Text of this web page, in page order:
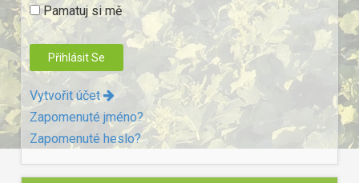
Pamatuj si mě
Vytvořit účet
Zapomenuté jméno?
Zapomenuté heslo?